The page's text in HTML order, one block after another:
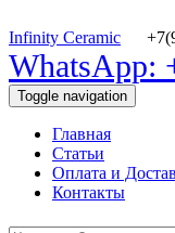
Infinity Ceramic
WhatsApp:
Toggle navigation
Главная
Статьи
Оплата и
Контакты